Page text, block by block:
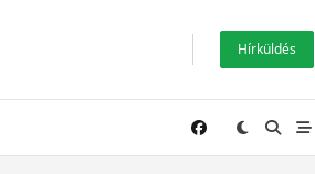
Hírküldés